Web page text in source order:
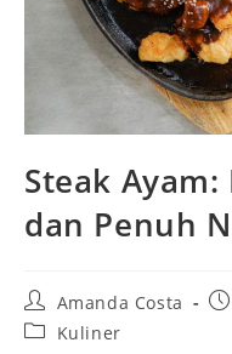
Steak
dan Penuh
Post
author:
Amanda Costa
PostKuliner